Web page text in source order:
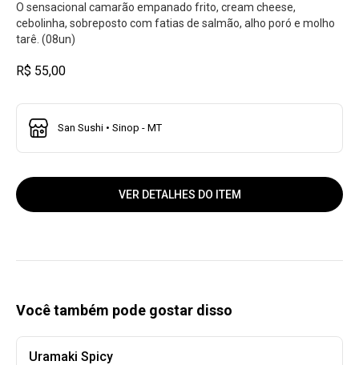
O sensacional camarão empanado frito, cream cheese,
cebolinha, sobreposto com fatias de salmão, alho poró e molho
tarê. (08un)
R$ 55,00
San Sushi • Sinop - MT
VER DETALHES DO ITEM
Você também pode gostar disso
Uramaki Spicy